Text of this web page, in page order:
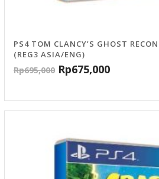
PS4 TOM CLANCY’S GHOST
(REG3 ASIA/ENG)
Rp695,000 Rp675,000